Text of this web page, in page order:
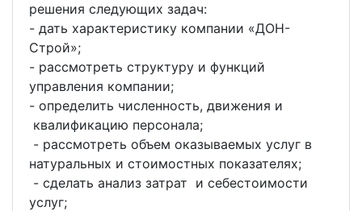
решения следующих задач:
- дать характеристику компании «ДОН-
Строй»;
- рассмотреть структуру и функций
управления компании;
- определить численность, движения и
квалификацию персонала;
- рассмотреть объем оказываемых услуг в
натуральных и стоимостных показателях;
- сделать анализ затрат и себестоимости
услуг;